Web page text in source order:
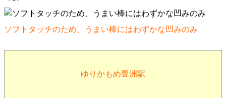
ソフトタッチのため、うまい棒にはわずかな凹みのみ
ゆりかもめ豊洲駅